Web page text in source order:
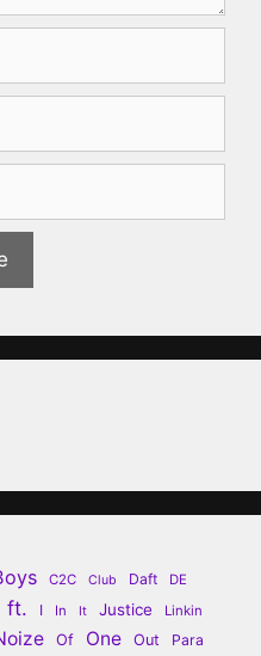
C2C Club Daft
DE
ft. I In It Justice Linkin
Of One Out Para